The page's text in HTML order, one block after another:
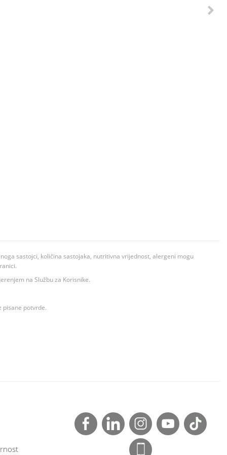
sastojci, količina sastojaka, nutritivna vrijednost, alergeni mogu
na Službu za Korisnike.
pisane potvrde.